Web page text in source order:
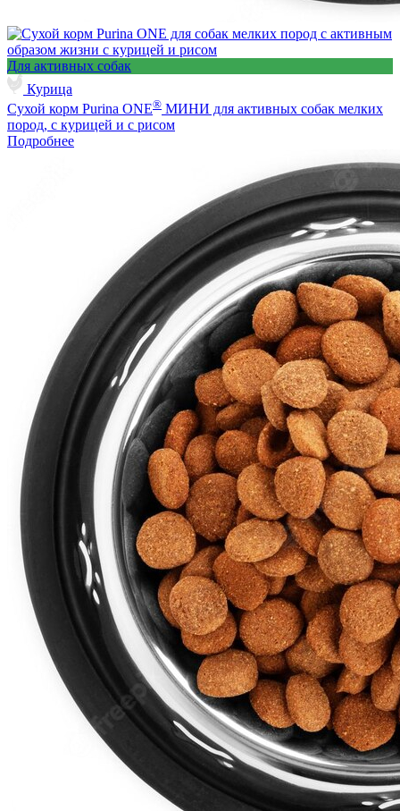
Для активных собак
Курица
Сухой корм Purina ONE® МИНИ для активных собак мелких
пород, с курицей и с рисом
Подробнее